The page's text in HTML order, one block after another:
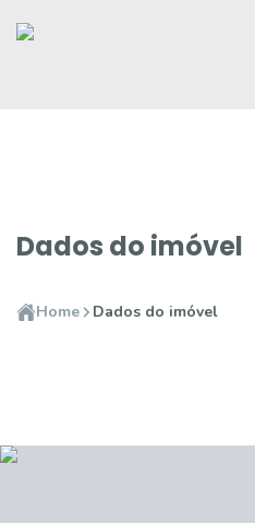
Dados do imóvel
Home Dados do imóvel